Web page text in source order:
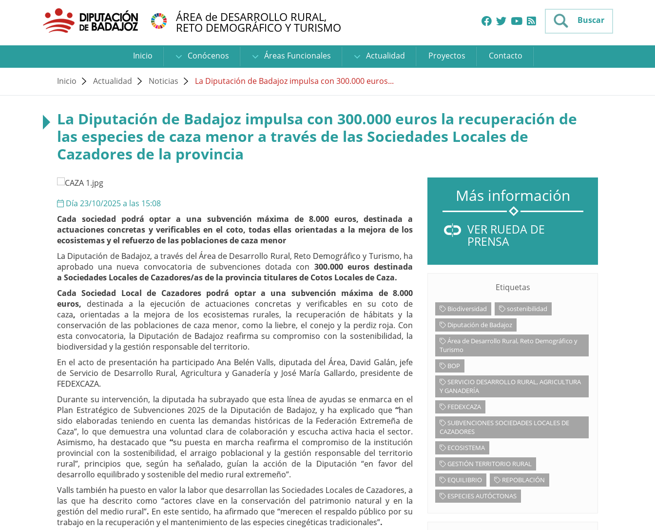
ÁREA de DESARROLLO RURAL,
RETO DEMOGRÁFICO Y TURISMO Buscar
Inicio Conócenos Áreas Funcionales Actualidad Proyectos Contacto
Inicio Actualidad Noticias La Diputación de Badajoz impulsa con 300.000 euros...
La Diputación de Badajoz impulsa con 300.000 euros la recuperación de
las especies de caza menor a través de las Sociedades Locales de
Cazadores de la provincia
Día 23/10/2025 a las 15:08
Cada sociedad podrá optar a una subvención máxima de 8.000 euros, destinada a
actuaciones concretas y verificables en el coto, todas ellas orientadas a la mejora de los
ecosistemas y el refuerzo de las poblaciones de caza menor
La Diputación de Badajoz, a través del Área de Desarrollo Rural, Reto Demográfico y Turismo, ha
aprobado una nueva convocatoria de subvenciones dotada con 300.000 euros destinada
a Sociedades Locales de Cazadores/as de la provincia titulares de Cotos Locales de Caza.
Cada Sociedad Local de Cazadores podrá optar a una subvención máxima de 8.000
euros, destinada a la ejecución de actuaciones concretas y verificables en su coto de
caza, orientadas a la mejora de los ecosistemas rurales, la recuperación de hábitats y la
conservación de las poblaciones de caza menor, como la liebre, el conejo y la perdiz roja. Con
esta convocatoria, la Diputación de Badajoz reafirma su compromiso con la sostenibilidad, la
biodiversidad y la gestión responsable del territorio.
En el acto de presentación ha participado Ana Belén Valls, diputada del Área, David Galán, jefe
de Servicio de Desarrollo Rural, Agricultura y Ganadería y José María Gallardo, presidente de
FEDEXCAZA.
Durante su intervención, la diputada ha subrayado que esta línea de ayudas se enmarca en el
Plan Estratégico de Subvenciones 2025 de la Diputación de Badajoz, y ha explicado que “han
sido elaboradas teniendo en cuenta las demandas históricas de la Federación Extremeña de
Caza”, lo que demuestra una voluntad clara de colaboración y escucha activa hacia el sector.
Asimismo, ha destacado que “su puesta en marcha reafirma el compromiso de la institución
provincial con la sostenibilidad, el arraigo poblacional y la gestión responsable del territorio
rural”, principios que, según ha señalado, guían la acción de la Diputación “en favor del
desarrollo equilibrado y sostenible del medio rural extremeño”.
Valls también ha puesto en valor la labor que desarrollan las Sociedades Locales de Cazadores, a
las que ha descrito como “actores clave en la conservación del patrimonio natural y en la
gestión del medio rural”. En este sentido, ha afirmado que “merecen el respaldo público por su
trabajo en la recuperación y el mantenimiento de las especies cinegéticas tradicionales”.
Más información
VER RUEDA DE
PRENSA
Etiquetas
Biodiversidad
sostenibilidad
Diputación de Badajoz
Área de Desarrollo Rural, Reto Demográfico y
Turismo
BOP
SERVICIO DESARROLLO RURAL, AGRICULTURA
Y GANADERÍA
FEDEXCAZA
SUBVENCIONES SOCIEDADES LOCALES DE
CAZADORES
ECOSISTEMA
GESTIÓN TERRITORIO RURAL
EQUILIBRIO
REPOBLACIÓN
ESPECIES AUTÓCTONAS